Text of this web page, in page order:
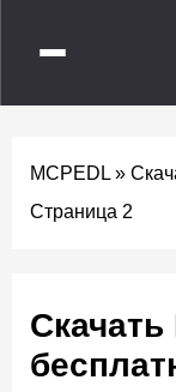
MCPEDL »
Страница 2